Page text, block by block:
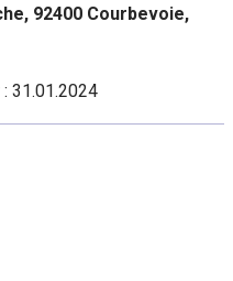
92400 Courbevoie,
31.01.2024